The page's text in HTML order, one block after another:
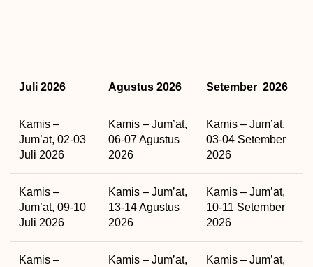
Juli 2026 Agustus 2026 Setember 2026
Kamis –
Jum’at, 02-03
Juli 2026
Kamis – Jum’at,
06-07 Agustus
2026
Kamis – Jum’at,
03-04 Setember
2026
Kamis –
Jum’at, 09-10
Juli 2026
Kamis – Jum’at,
13-14 Agustus
2026
Kamis – Jum’at,
10-11 Setember
2026
Kamis –
Kamis – Jum’at,
Kamis – Jum’at,